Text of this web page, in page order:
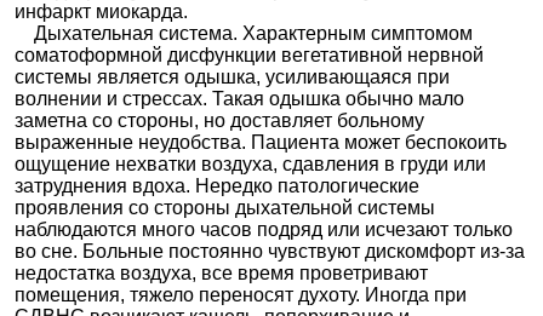
инфаркт миокарда.
Дыхательная система. Характерным симптомом
соматоформной дисфункции вегетативной нервной
системы является одышка, усиливающаяся при
волнении и стрессах. Такая одышка обычно мало
заметна со стороны, но доставляет больному
выраженные неудобства. Пациента может беспокоить
ощущение нехватки воздуха, сдавления в груди или
затруднения вдоха. Нередко патологические
проявления со стороны дыхательной системы
наблюдаются много часов подряд или исчезают только
во сне. Больные постоянно чувствуют дискомфорт из-за
недостатка воздуха, все время проветривают
помещения, тяжело переносят духоту. Иногда при